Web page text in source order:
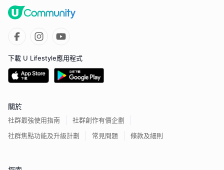
下載 U Lifestyle應用程式
關於
社群最強使用指南
社群創作有價企劃
社群焦點功能及升級計劃
常見問題 條款及細則